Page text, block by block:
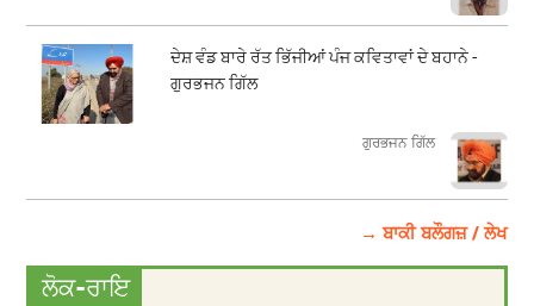
ਦੇਸ਼ ਵੰਡ ਬਾਰੇ ਰੱਤ ਭਿੱਜੀਆਂ ਪੰਜ ਕਵਿਤਾਵਾਂ ਦੇ ਬਹਾਨੇ -
ਗੁਰਭਜਨ ਗਿੱਲ
​​​​​​​ਗੁਰਭਜਨ ਗਿੱਲ
→ ਬਾਕੀ ਬਲੌਗਜ਼ / ਲੇਖ
ਲੋਕ-ਰਾਇ